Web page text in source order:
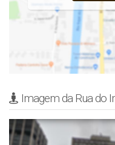
Imagem da Rua do